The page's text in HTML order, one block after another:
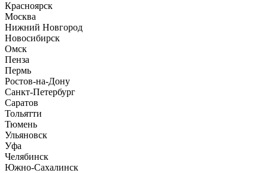
Красноярск
Москва
Нижний Новгород
Новосибирск
Омск
Пенза
Пермь
Ростов-на-Дону
Санкт-Петербург
Саратов
Тольятти
Тюмень
Ульяновск
Уфа
Челябинск
Южно-Сахалинск